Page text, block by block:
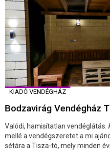
KIADÓ VENDÉGHÁZ
Bodzavirág Vendégház
Valódi, hamisítatlan vendéglátás.
mellé a vendégszeretet a mi
sétára a Tisza-tó, mely minden